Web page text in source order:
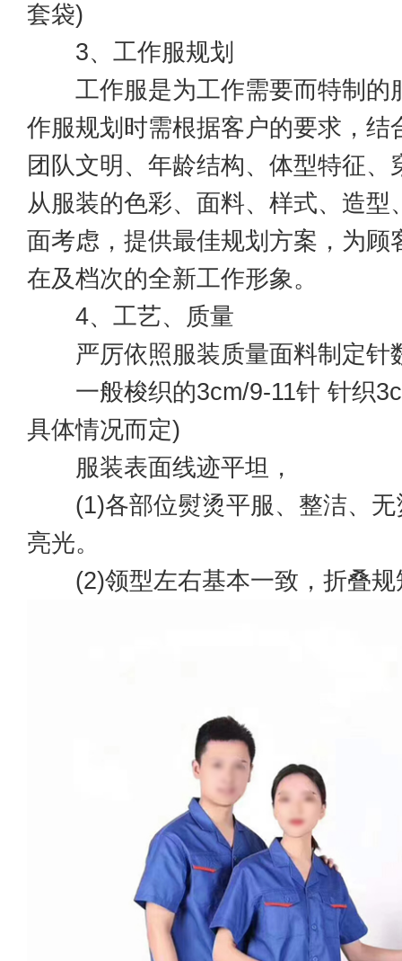
套袋)
3、工作服规划
工作服是为工作需要而特制的
作服规划时需根据客户的要求，结
团队文明、年龄结构、体型特征、
从服装的色彩、面料、样式、造型
面考虑，提供最佳规划方案，为顾
在及档次的全新工作形象。
4、工艺、质量
严厉依照服装质量面料制定针
一般梭织的3cm/9-11针 针织
具体情况而定)
服装表面线迹平坦，
(1)各部位熨烫平服、整洁、无
亮光。
(2)领型左右基本一致，折叠规